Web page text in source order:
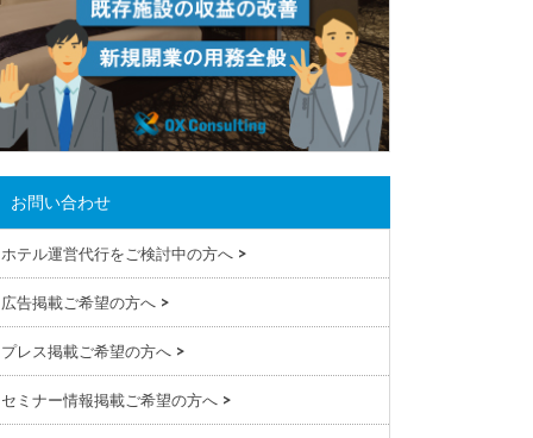
お問い合わせ
ホテル運営代行をご検討中の方へ >
広告掲載ご希望の方へ >
プレス掲載ご希望の方へ >
セミナー情報掲載ご希望の方へ >